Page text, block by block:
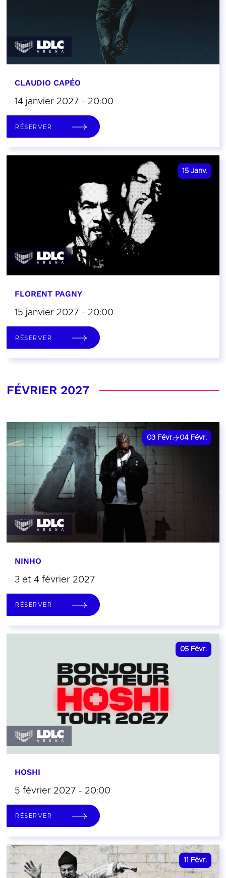
CLAUDIO CAPÉO
14 janvier 2027 - 20:00
RÉSERVER
15 Janv.
FLORENT PAGNY
15 janvier 2027 - 20:00
RÉSERVER
FÉVRIER 2027
03 Févr. 04 Févr.
NINHO
3 et 4 février 2027
RÉSERVER
05 Févr.
HOSHI
5 février 2027 - 20:00
RÉSERVER
11 Févr.